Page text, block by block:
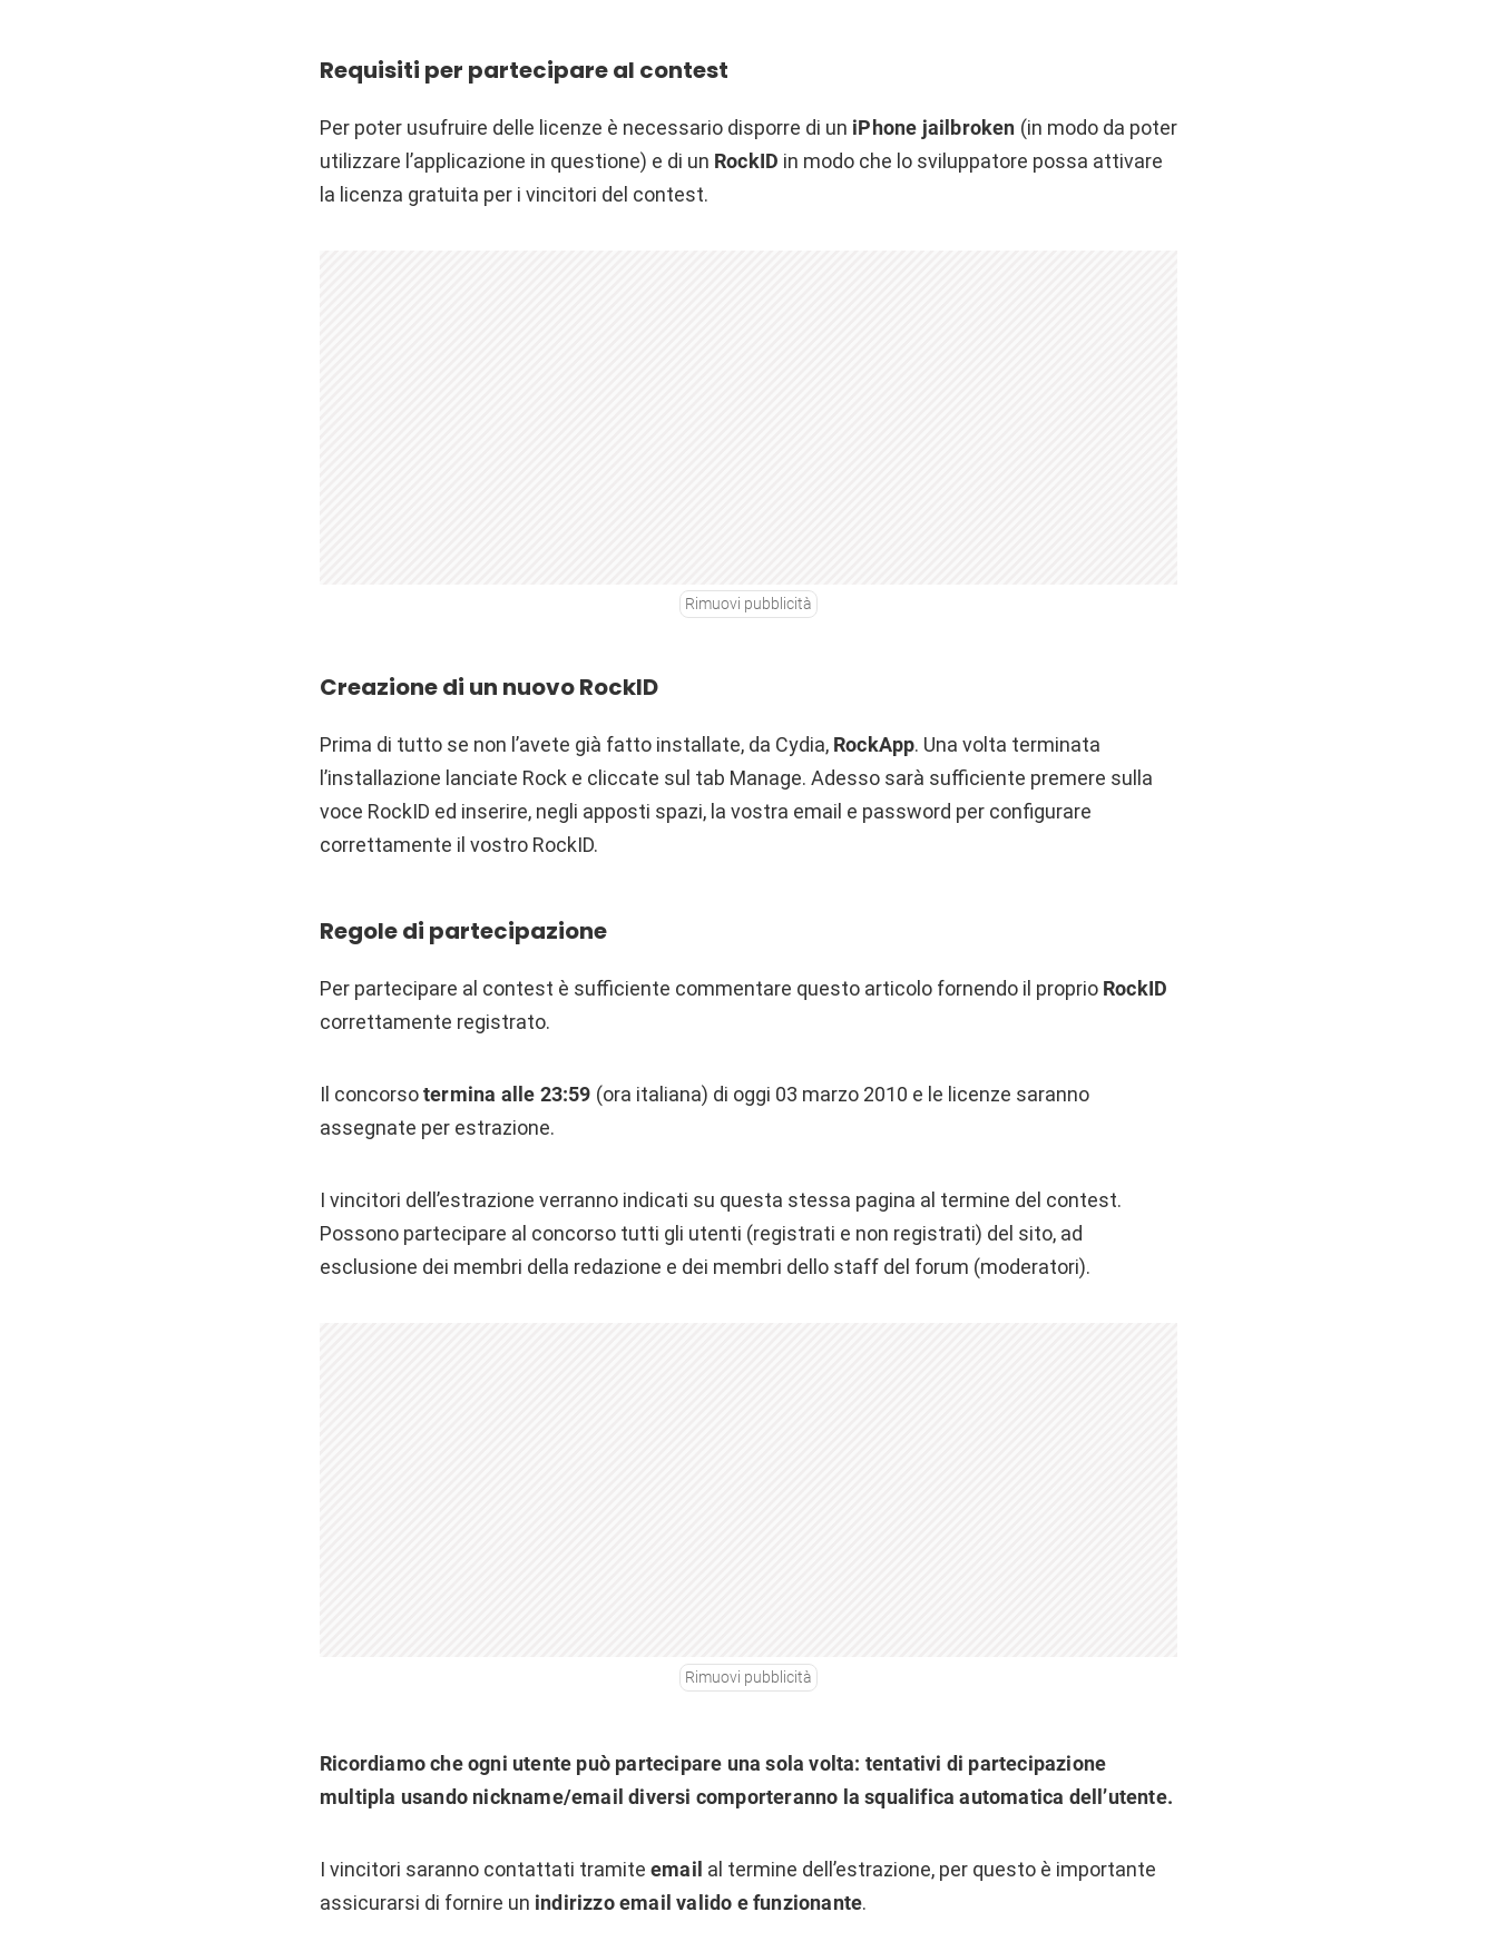
Requisiti per partecipare al contest
Per poter usufruire delle licenze è necessario disporre di un iPhone jailbroken (in modo da poter
utilizzare l’applicazione in questione) e di un RockID in modo che lo sviluppatore possa attivare
la licenza gratuita per i vincitori del contest.
Rimuovi pubblicità
Creazione di un nuovo RockID
Prima di tutto se non l’avete già fatto installate, da Cydia, RockApp. Una volta terminata
l’installazione lanciate Rock e cliccate sul tab Manage. Adesso sarà sufficiente premere sulla
voce RockID ed inserire, negli apposti spazi, la vostra email e password per configurare
correttamente il vostro RockID.
Regole di partecipazione
Per partecipare al contest è sufficiente commentare questo articolo fornendo il proprio RockID
correttamente registrato.
Il concorsotermina alle 23:59 (ora italiana) di oggi 03 marzo 2010 e le licenze saranno
assegnate per estrazione.
I vincitori dell’estrazione verranno indicati su questa stessa pagina al termine del contest.
Possono partecipare al concorso tutti gli utenti (registrati e non registrati) del sito, ad
esclusione dei membri della redazione e dei membri dello staff del forum (moderatori).
Rimuovi pubblicità
Ricordiamo che ogni utente può partecipare una sola volta: tentativi di partecipazione
multipla usando nickname/email diversi comporteranno la squalifica automatica dell’utente.
I vincitori saranno contattati tramite email al termine dell’estrazione, per questo è importante
assicurarsi di fornire un indirizzo email valido e funzionante.